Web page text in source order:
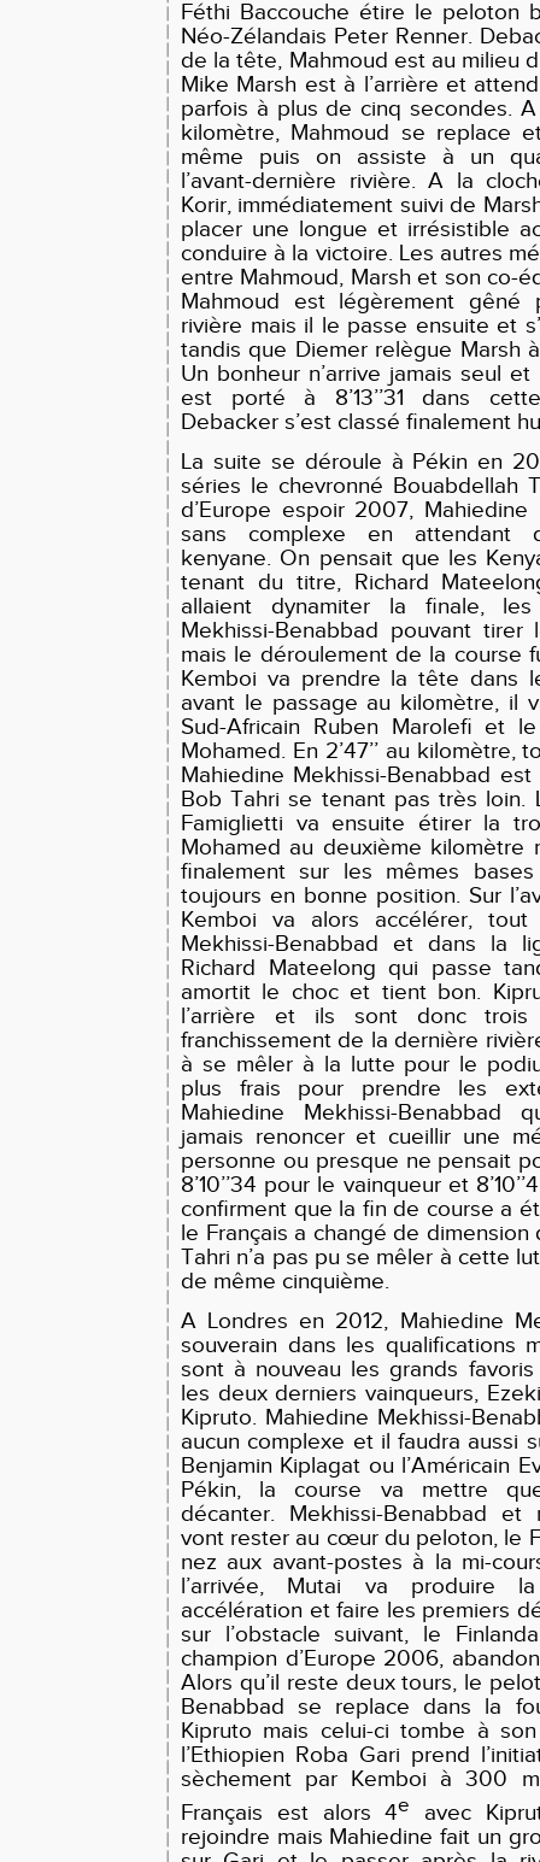
Féthi Baccouche étire le peloton
Néo-Zélandais Peter Renner.
de la tête, Mahmoud est au milieu
Mike Marsh est à l’arrière et
parfois à plus de cinq secondes.
kilomètre, Mahmoud se replace
même puis on assiste à un
l’avant-dernière rivière. A la
Korir, immédiatement suivi de
placer une longue et irrésistible
conduire à la victoire. Les autres
entre Mahmoud, Marsh et son co-
Mahmoud est légèrement gêné
rivière mais il le passe ensuite et
tandis que Diemer relègue Marsh
Un bonheur n’arrive jamais seul
est porté à 8’13’’31 dans
Debacker s’est classé finalement
La suite se déroule à Pékin en
séries le chevronné Bouabdellah
d’Europe espoir 2007, Mahiedine
sans complexe en attendant
kenyane. On pensait que les
tenant du titre, Richard
allaient dynamiter la finale,
Mekhissi-Benabbad pouvant
mais le déroulement de la course
Kemboi va prendre la tête dans
avant le passage au kilomètre, il
Sud-Africain Ruben Marolefi et
Mohamed. En 2’47’’ au
Mahiedine Mekhissi-Benabbad
Bob Tahri se tenant pas très loin.
Famiglietti va ensuite étirer la
Mohamed au deuxième kilomètre
finalement sur les mêmes
toujours en bonne position. Sur
Kemboi va alors accélérer,
Mekhissi-Benabbad et dans la
Richard Mateelong qui passe
amortit le choc et tient bon.
l’arrière et ils sont donc
franchissement de la dernière
à se mêler à la lutte pour le
plus frais pour prendre les
Mahiedine Mekhissi-Benabbad
jamais renoncer et cueillir une
personne ou presque ne pensait
8’10’’34 pour le vainqueur et
confirment que la fin de course a
le Français a changé de dimension
Tahri n’a pas pu se mêler à cette
de même cinquième.
A Londres en 2012, Mahiedine
souverain dans les qualifications
sont à nouveau les grands
les deux derniers vainqueurs,
Kipruto. Mahiedine Mekhissi-
aucun complexe et il faudra aussi
Benjamin Kiplagat ou l’Américain
Pékin, la course va mettre
décanter. Mekhissi-Benabbad et
vont rester au cœur du peloton, le
nez aux avant-postes à la mi-
l’arrivée, Mutai va produire
accélération et faire les premiers
sur l’obstacle suivant, le
champion d’Europe 2006,
Alors qu’il reste deux tours, le
Benabbad se replace dans la
Kipruto mais celui-ci tombe à
l’Ethiopien Roba Gari prend
sèchement par Kemboi à 300
Français est alors 4e
avec
rejoindre mais Mahiedine fait un